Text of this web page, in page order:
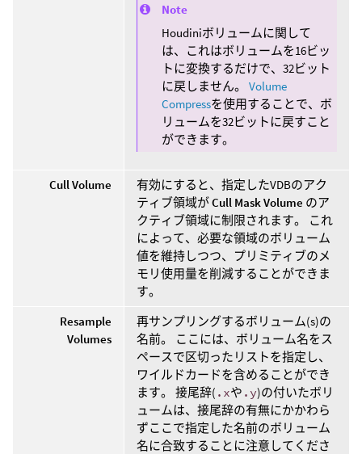
Note
Houdiniボリュームに関して
は、これはボリュームを16ビッ
トに変換するだけで、32ビット
に戻しません。 Volume
Compressを使用することで、ボ
リュームを32ビットに戻すこと
ができます。
Cull Volume
有効にすると、指定したVDBのアク
ティブ領域がCull Mask Volume のア
クティブ領域に制限されます。 これ
によって、必要な領域のボリューム
値を維持しつつ、プリミティブのメ
モリ使用量を削減することができま
す。
Resample
Volumes
再サンプリングするボリューム(s)の
名前。 ここには、ボリューム名をス
ペースで区切ったリストを指定し、
ワイルドカードを含めることができ
ます。 接尾辞( .xや .y)の付いたボリ
ュームは、接尾辞の有無にかかわら
ずここで指定した名前のボリューム
名に合致することに注意してくださ